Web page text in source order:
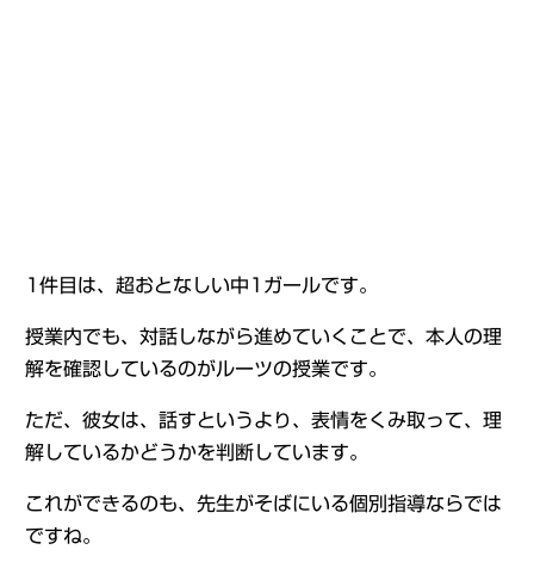
1件目は、超おとなしい中1ガールです。
授業内でも、対話しながら進めていくことで、本人の理
解を確認しているのがルーツの授業です。
ただ、彼女は、話すというより、表情をくみ取って、理
解しているかどうかを判断しています。
これができるのも、先生がそばにいる個別指導ならでは
ですね。